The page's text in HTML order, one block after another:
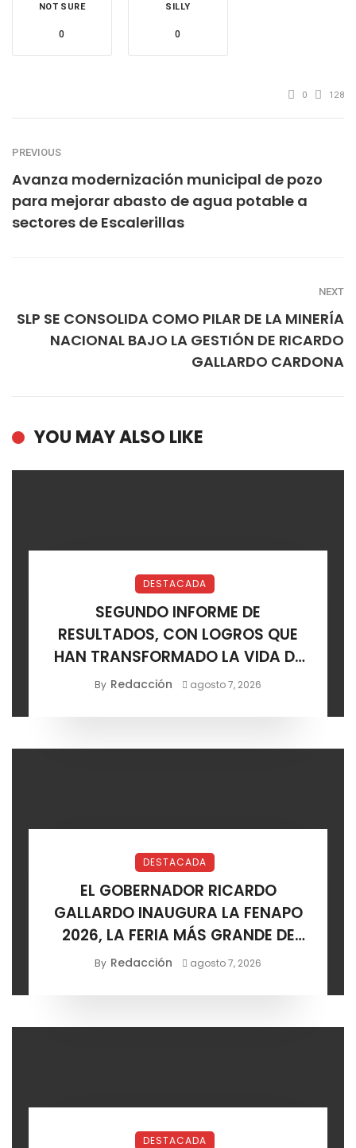
NOT SURE
0
SILLY
0
0 128
PREVIOUS
Avanza modernización municipal de pozo
para mejorar abasto de agua potable a
sectores de Escalerillas
NEXT
SLP SE CONSOLIDA COMO PILAR DE LA MINERÍA
NACIONAL BAJO LA GESTIÓN DE RICARDO
GALLARDO CARDONA
YOU MAY ALSO LIKE
DESTACADA
SEGUNDO INFORME DE
RESULTADOS, CON LOGROS QUE
HAN TRANSFORMADO LA VIDA DE
LOS SOLEDENSES: JUAN MANUEL
By Redacción agosto 7, 2026
DESTACADA
EL GOBERNADOR RICARDO
GALLARDO INAUGURA LA FENAPO
2026, LA FERIA MÁS GRANDE DE
MÉXICO
By Redacción agosto 7, 2026
DESTACADA